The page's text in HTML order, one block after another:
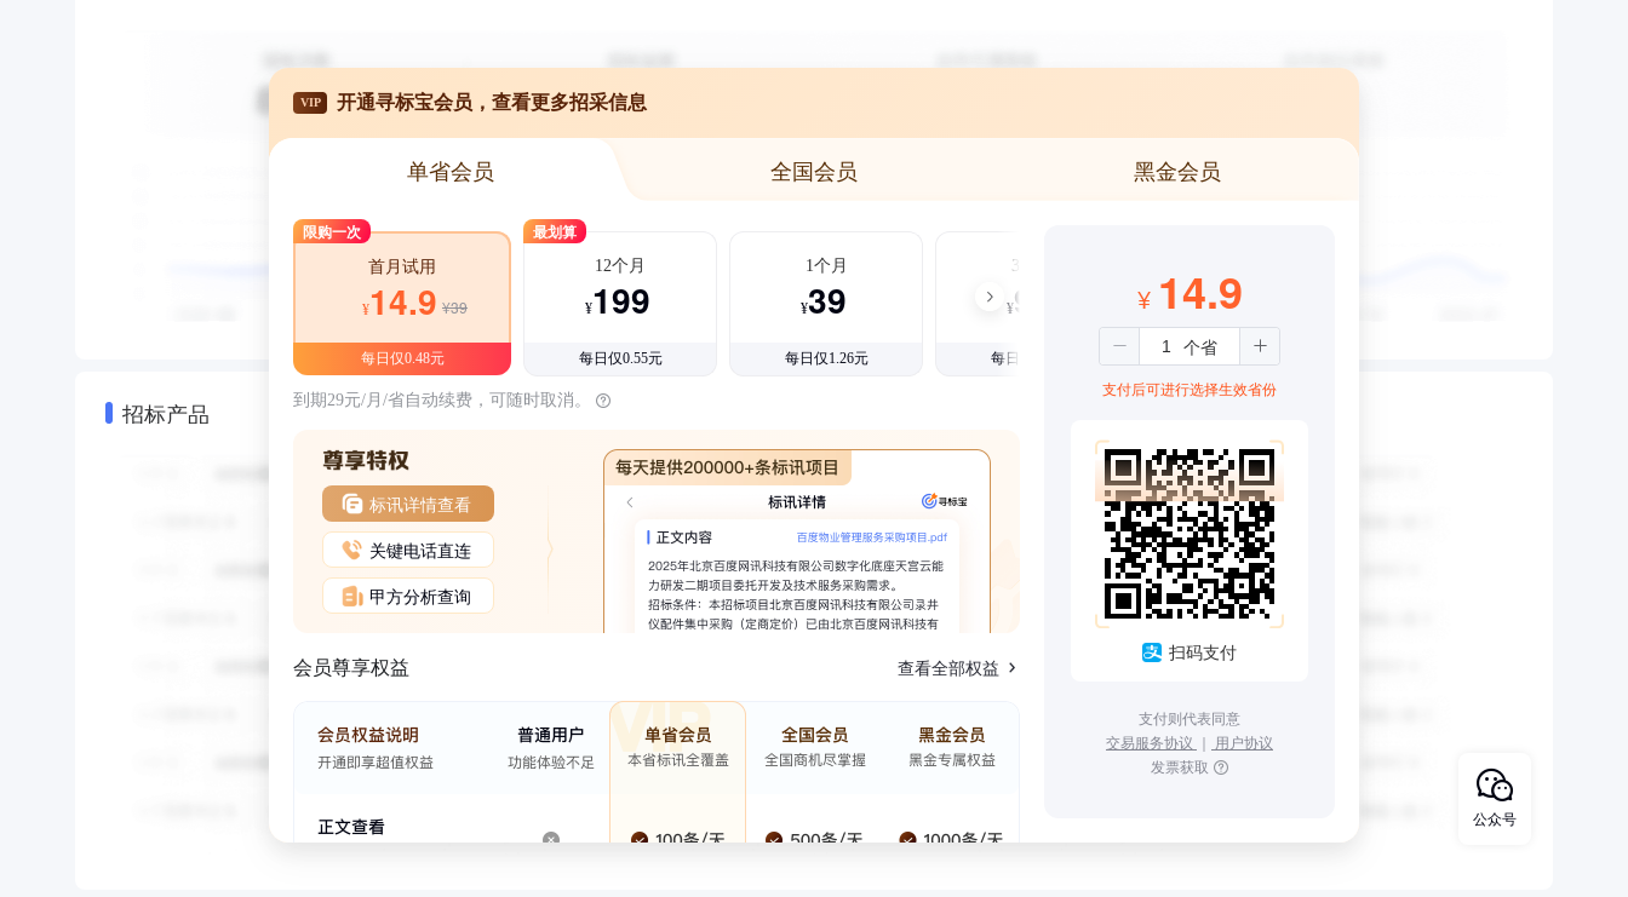
招标产品
VIP 开通寻标宝会员，查看更多招采信息
单省会员 全国会员 黑金会员
限购一次
首月试用
¥14.9 ¥39
每日仅0.48元
最划算
12个月
¥199
每日仅0.55元
1个月
¥39
每日仅1.26元
3个月
¥99
每日仅1.08元
到期29元/月/省自动续费，可随时取消。
标讯详情查看
关键电话直连
甲方分析查询
会员尊享权益 查看全部权益
¥ 14.9
支付后可进行选择生效省份
扫码支付
支付则代表同意
交易服务协议 ｜ 用户协议
发票获取
公众号